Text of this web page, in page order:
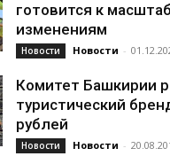
готовится к
изменениям
Новости Новости -
Комитет Башкирии
туристический
рублей
Новости Новости -